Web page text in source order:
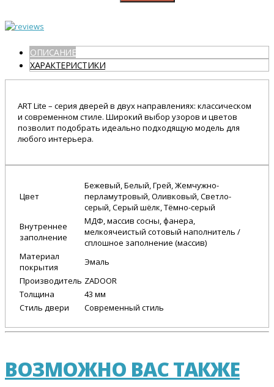
ОПИСАНИЕ
ХАРАКТЕРИСТИКИ
ART Lite – серия дверей в двух направлениях: классическом
и современном стиле. Широкий выбор узоров и цветов
позволит подобрать идеально подходящую модель для
любого интерьера.
Цвет
Бежевый, Белый, Грей, Жемчужно-
перламутровый, Оливковый, Светло-
серый, Серый шёлк, Тёмно-серый
Внутреннее
заполнение
МДФ, массив сосны, фанера,
мелкоячеистый сотовый наполнитель /
сплошное заполнение (массив)
Материал
покрытия
Эмаль
Производитель ZADOOR
Толщина
43 мм
Стиль двери
Современный стиль
ВОЗМОЖНО ВАС ТАКЖЕ